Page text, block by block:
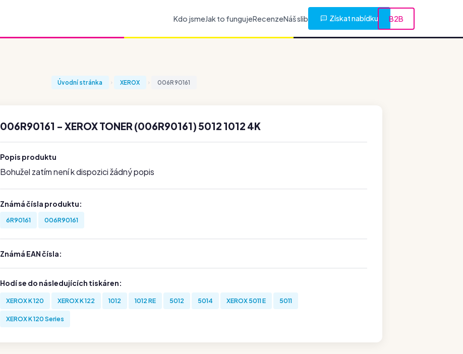
Kdo jsmeJak to fungujeRecenzeNáš slib Získat nabídku B2B
Úvodní stránka XEROX 006R90161
006R90161 - XEROX TONER (006R90161) 5012 1012 4K
Popis produktu
Bohužel zatím není k dispozici žádný popis
Známá čísla produktu:
6R90161 006R90161
Známá EAN čísla:
Hodí se do následujících tiskáren:
XEROX K 120 XEROX K 122 1012 1012 RE 5012 5014 XEROX 5011 E 5011
XEROX K 120 Series